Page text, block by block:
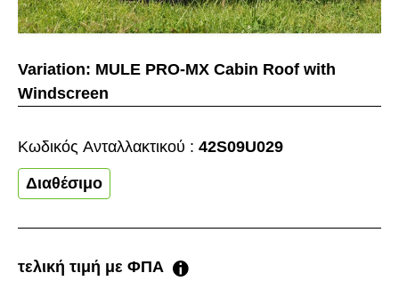
τελική τιμή με ΦΠΑ
Variation: MULE PRO-MX Cabin Roof with
Windscreen
Κωδικός Aνταλλακτικού : 42S09U029
Διαθέσιμο